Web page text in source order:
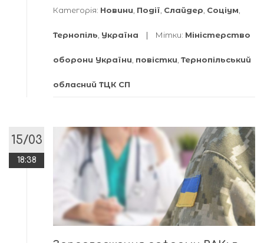
Категорія: Новини Події Слайдер Соціум
Тернопіль Україна Мітки: Міністерство
оборони України повістки Тернопільський
обласний ТЦК СП
15/03
18:38